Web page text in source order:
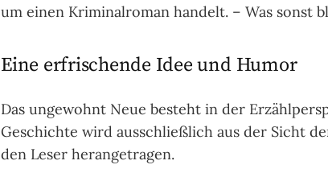
um einen Krimi­nal­roman han­delt. – Was sonst
Eine erfrischende Idee und Humor
Das ungewohnt Neue besteht in der
Geschichte wird aus­schließ­lich aus der Sicht
den Leser heran­getra­gen.